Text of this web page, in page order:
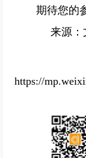
期待您的参
来源：
https://